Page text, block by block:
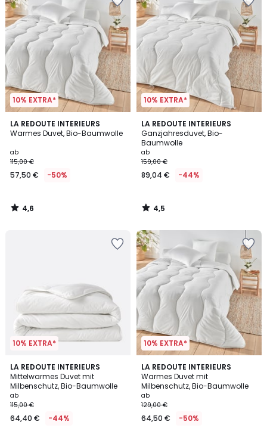
10% EXTRA*
LA REDOUTE INTERIEURS
Warmes Duvet, Bio-Baumwolle
ab
115,00 €
57,50 € -50%
4,6
/ 5
4,6
/
10% EXTRA*
LA REDOUTE INTERIEURS
Ganzjahresduvet, Bio-
Baumwolle
ab
159,00 €
89,04 € -44%
4,5
/ 5
4,5
/
10% EXTRA*
LA REDOUTE INTERIEURS
Mittelwarmes Duvet mit
Milbenschutz, Bio-Baumwolle
ab
115,00 €
64,40 € -44%
4,4
/ 5
10% EXTRA*
LA REDOUTE INTERIEURS
Warmes Duvet mit
Milbenschutz, Bio-Baumwolle
ab
129,00 €
64,50 € -50%
4,7
/ 5